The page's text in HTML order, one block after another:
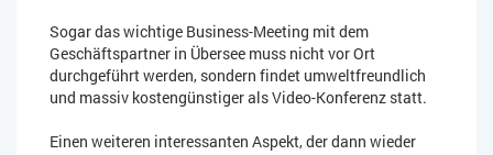
Sogar das wichtige Business-Meeting mit dem
Geschäftspartner in Übersee muss nicht vor Ort
durchgeführt werden, sondern findet umweltfreundlich
und massiv kostengünstiger als Video-Konferenz statt.
Einen weiteren interessanten Aspekt, der dann wieder